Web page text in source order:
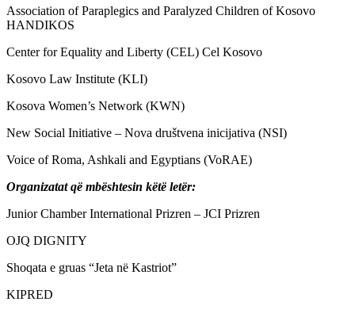
Association of Paraplegics and Paralyzed Children of Kosovo
HANDIKOS
Center for Equality and Liberty (CEL) Cel Kosovo
Kosovo Law Institute (KLI)
Kosova Women’s Network (KWN)
New Social Initiative – Nova društvena inicijativa (NSI)
Voice of Roma, Ashkali and Egyptians (VoRAE)
Organizatat që mbështesin këtë letër:
Junior Chamber International Prizren – JCI Prizren
OJQ DIGNITY
Shoqata e gruas “Jeta në Kastriot”
KIPRED